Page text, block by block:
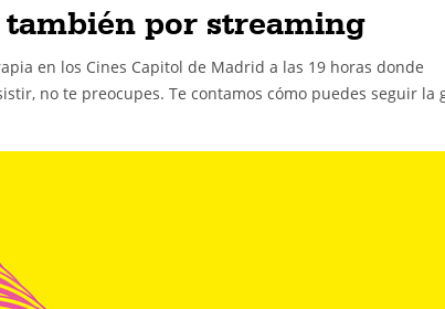
también por streaming
en los Cines Capitol de Madrid a las 19 horas donde
no te preocupes. Te contamos cómo puedes seguir la